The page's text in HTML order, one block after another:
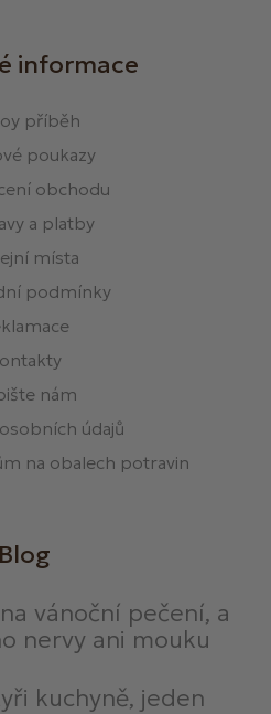
informace
příběh
poukazy
obchodu
a platby
místa
podmínky
nám
údajů
na obalech potravin
Blog
vánoční pečení, a
nervy ani mouku
kuchyně, jeden